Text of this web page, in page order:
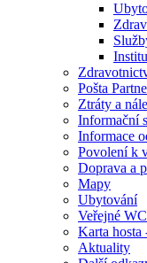
Pošta
Ztráty a
Informační
Informace
Povolení k
Doprava a
Mapy
Ubytování
Veřejné WC
Karta
Aktuality